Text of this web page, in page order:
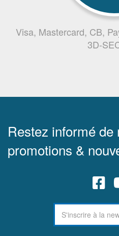
Visa, Mastercard, CB,
3D-
Restez informé de
promotions &